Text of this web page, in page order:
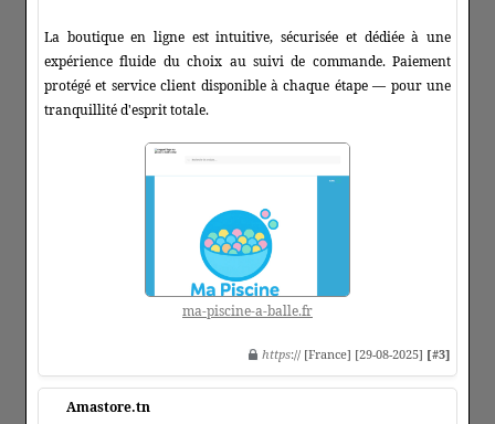
La boutique en ligne est intuitive, sécurisée et dédiée à une
expérience fluide du choix au suivi de commande. Paiement
protégé et service client disponible à chaque étape — pour une
tranquillité d'esprit totale.
ma-piscine-a-balle.fr
https:// [France] [29-08-2025] [#3]
Amastore.tn